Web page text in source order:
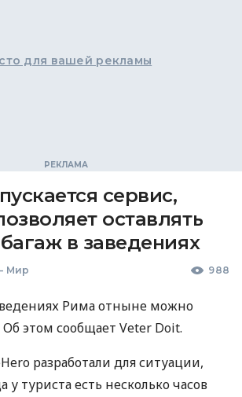
для вашей рекламы
сервис,
оставлять
в заведениях
Мир 988
Рима отныне можно
Об этом сообщает Veter Doit.
разработали для ситуации,
у туриста есть несколько часов